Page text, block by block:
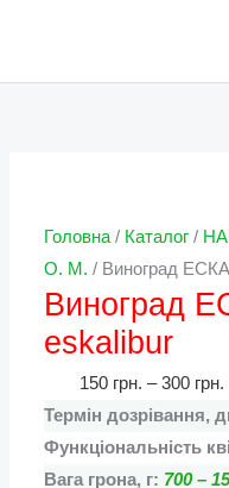
вмісту
Головна / Каталог /
О. М. / Виноград
Виноград
eskalibur
150 грн. – 300 грн.
Термін дозрівання,
Функціональність
Вага грона, г: 700 –
кількість